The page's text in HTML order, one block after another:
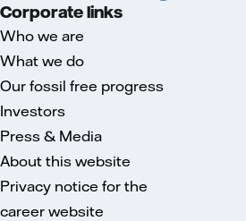
Corporate links
Who we are
What we do
Our fossil free progress
Investors
Press & Media
About this website
Privacy notice for the
career website